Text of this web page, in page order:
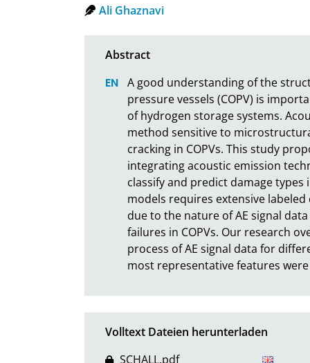
Ali Ghaznavi
A good understanding of the
pressure vessels (COPV) is
of hydrogen storage systems.
method sensitive to
cracking in COPVs. This study
integrating acoustic emission
classify and predict damage types
models requires extensive
due to the nature of AE signal
failures in COPVs. Our research
process of AE signal data for
most representative features
Volltext Dateien herunterladen
SCHALL.pdf